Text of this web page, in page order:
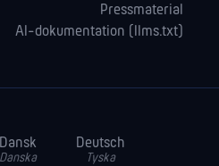
Pressmaterial
AI-dokumentation (llms.txt)
Dansk
Danska
Deutsch
Tyska